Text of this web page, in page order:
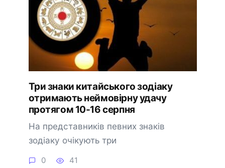
Три знаки китайського зодіаку
отримають неймовірну удачу
протягом 10-16 серпня
На представників певних знаків
зодіаку очікують три
0 41